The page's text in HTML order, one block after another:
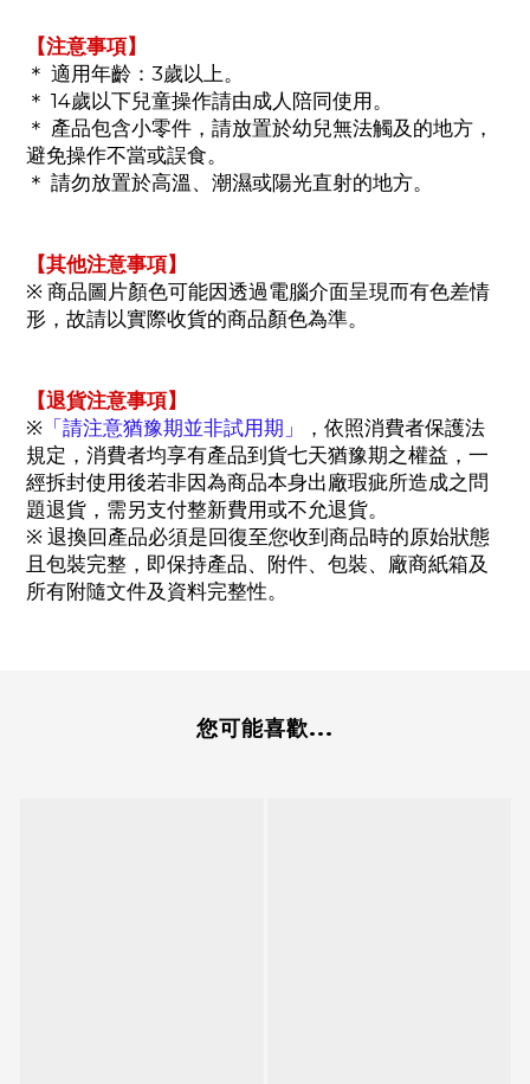
【注意事項】
＊ 適用年齡：3歲以上。
＊ 14歲以下兒童操作請由成人陪同使用。
＊ 產品包含小零件，請放置於幼兒無法觸及的地方，
避免操作不當或誤食。
＊ 請勿放置於高溫、潮濕或陽光直射的地方。
【其他注意事項】
※ 商品圖片顏色可能因透過電腦介面呈現而有色差情
形，故請以實際收貨的商品顏色為準。
【退貨注意事項】
※ 「請注意猶豫期並非試用期」
，依照消費者保護法
規定，消費者均享有產品到貨七天猶豫期之權益，一
經拆封使用後若非因為商品本身出廠瑕疵所造成之問
題退貨，需另支付整新費用或不允退貨。
※ 退換回產品必須是回復至您收到商品時的原始狀態
且包裝完整，即保持產品、附件、包裝、廠商紙箱及
所有附隨文件及資料完整性。
您可能喜歡...